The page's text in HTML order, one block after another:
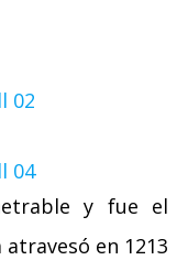
y fue el
en 1213